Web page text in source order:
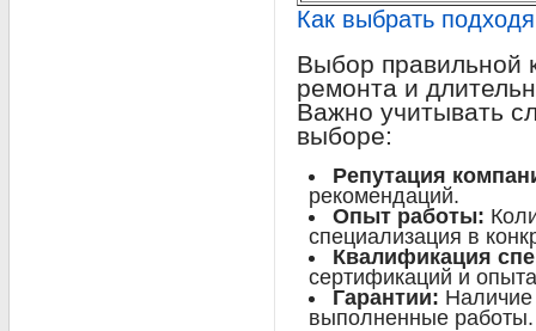
Как выбрать
Выбор правильной
ремонта и
Важно учитывать
выборе:
Репутация
рекомендаций.
Опыт работы:
специализация в
Квалификация
сертификаций и
Гарантии: Наличие
выполненные работы.